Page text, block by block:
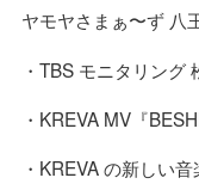
ヤモヤさまぁ〜ず 八
・TBS モニタリング
・KREVA MV『
・KREVA の新しい